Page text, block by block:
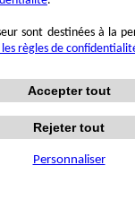
sont destinées à la
les règles de
Accepter tout
Rejeter tout
Personnaliser